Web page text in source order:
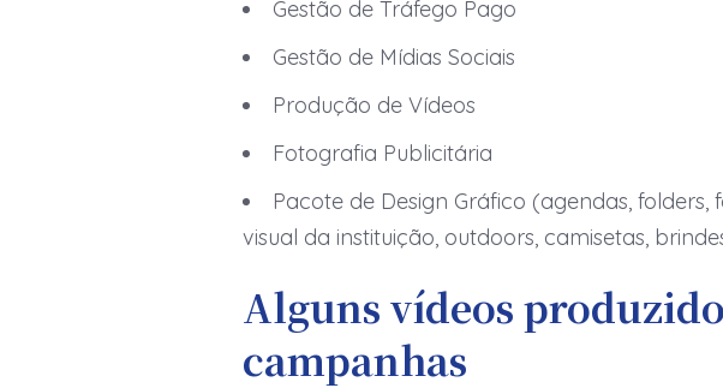
Gestão de Tráfego Pago
Gestão de Mídias Sociais
Produção de Vídeos
Fotografia Publicitária
Pacote de Design Gráfico (agendas,
visual da instituição, outdoors, camisetas,
Alguns vídeos
campanhas